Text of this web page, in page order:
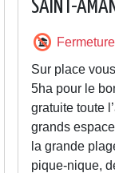
SAINT-
Sur place
5ha pour le
gratuite toute
grands
la grande
pique-nique,